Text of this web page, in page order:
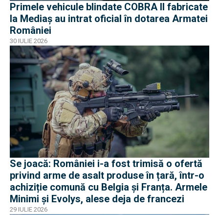
Primele vehicule blindate COBRA II fabricate
la Mediaș au intrat oficial în dotarea Armatei
României
30 IULIE 2026
Se joacă: României i-a fost trimisă o ofertă
privind arme de asalt produse în țară, într-o
achiziție comună cu Belgia și Franța. Armele
Minimi și Evolys, alese deja de francezi
29 IULIE 2026